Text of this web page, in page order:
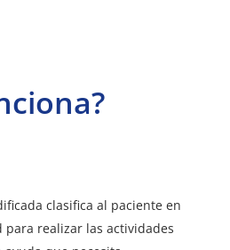
clasifica al paciente en
realizar las actividades